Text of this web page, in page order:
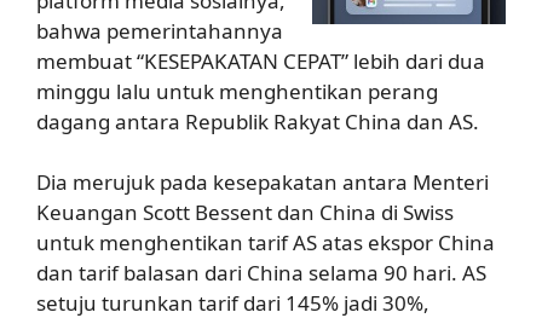
bahwa pemerintahannya
membuat “KESEPAKATAN CEPAT” lebih dari dua
minggu lalu untuk menghentikan perang
dagang antara Republik Rakyat China dan AS.
Dia merujuk pada kesepakatan antara Menteri
Keuangan Scott Bessent dan China di Swiss
untuk menghentikan tarif AS atas ekspor China
dan tarif balasan dari China selama 90 hari. AS
setuju turunkan tarif dari 145% jadi 30%,